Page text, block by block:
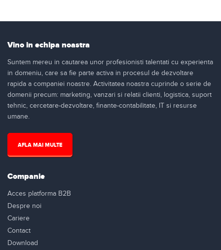
Vino in echipa noastra
Suntem mereu in cautarea unor profesionisti talentati cu experienta
in domeniu, care sa fie parte activa in procesul de dezvoltare
rapida a companiei noastre. Activitatea noastra cuprinde o serie de
domenii precum: marketing, vanzari si relatii clienti, logistica, suport
tehnic, cercetare-dezvoltare, finante-contabilitate, IT si resurse
umane.
AFLA MAI MULTE
Companie
Acces platforma B2B
Despre noi
Cariere
Contact
Download